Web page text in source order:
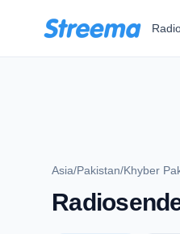
Asia/Pakistan/Khyber